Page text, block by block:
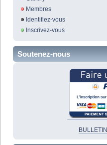
Membres
Identifiez-vous
Inscrivez-vous
Soutenez-nous